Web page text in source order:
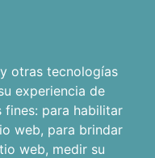
otras tecnologías
experiencia de
fines: para habilitar
web, para brindar
web, medir su